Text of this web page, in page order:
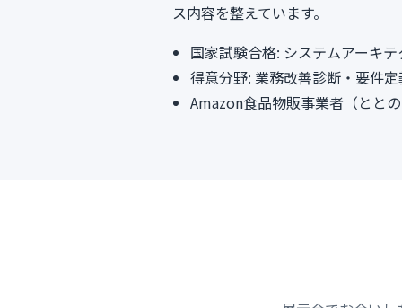
ス内容を整えています。
国家試験合格: システムアーキ
得意分野: 業務改善診断・要件
Amazon食品物販事業者（とと